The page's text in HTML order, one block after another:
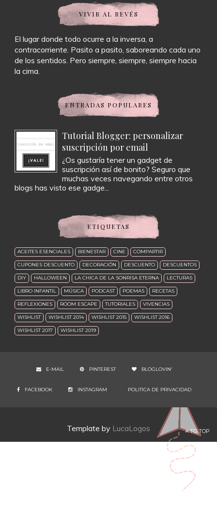
VIVIR AL REVÉS
El lugar donde todo ocurre a la inversa, a
contracorriente. Pasito a pasito, saboreando cada uno
de los sentidos. Pero siempre, siempre, siempre hacia
la cima.
ENTRADAS POPULARES
Tutorial Blogger: personalizar
suscripción por email
¿Os gustaría tener un gadget de
suscripción así de bonito? Seguro que
muchas veces navegando entre otros
blogs has visto ese gadge...
ETIQUETAS
ACEITES ESENCIALES BIENESTAR CINE COMPARTIR
CUPONES DESCUENTO DECORACIÓN DESCUENTO DESCUENTOS
DIY HALLOWEEN LA CHICA DE LA SONRISA ETERNA LECTURAS
LIBRO INFANTIL MÚSICA PODCAST POEMAS RECETAS
REFLEXIONES ROOM ESCAPE TUTORIALES VIVENCIAS
WISHLIST WISHLIST 2014 WISHLIST 2015 WISHLIST 2016
WISHLIST 2017 WISHLIST 2019
E-MAIL PINTEREST BLOGLOVIN'
FACEBOOK INSTAGRAM POLITICA DE PRIVACIDAD
Template by LucaLogos TO TOP